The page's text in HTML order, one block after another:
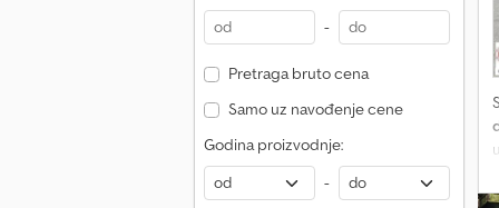
-
Pretraga bruto cena
Samo uz navođenje cene
Godina proizvodnje:
-